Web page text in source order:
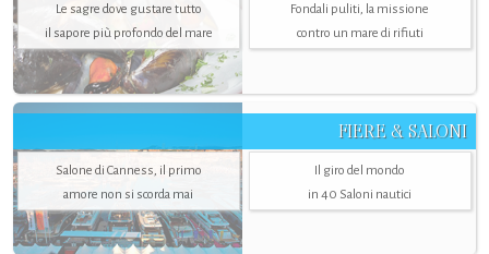
Le sagre dove gustare tutto
il sapore più profondo del mare
Fondali puliti, la missione
contro un mare di rifiuti
FIERE & SALONI
Salone di Canness, il primo
amore non si scorda mai
Il giro del mondo
in 40 Saloni nautici